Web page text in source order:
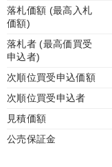
落札価額 (最高入札
価額)
落札者 (最高価買受
申込者)
次順位買受申込価額
次順位買受申込者
見積価額
公売保証金